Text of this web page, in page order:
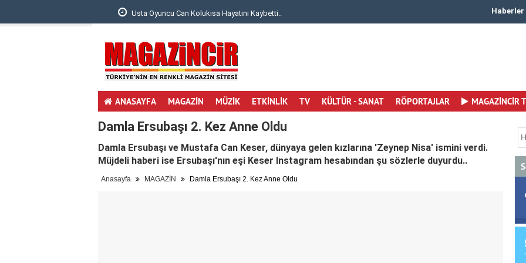
Usta Oyuncu Can Kolukısa Hayatını Kaybetti.. Canan Ergüder 50. Yaşına Merhaba Dedi Yaşamay..Haberler
ANASAYFA MAGAZİN MÜZİK ETKİNLİK TV KÜLTÜR - SANAT RÖPORTAJLAR MAGAZİNCİR
Damla Ersubaşı 2. Kez Anne Oldu
Damla Ersubaşı ve Mustafa Can Keser, dünyaya gelen kızlarına 'Zeynep Nisa' ismini verdi.
Müjdeli haberi ise Ersubaşı'nın eşi Keser Instagram hesabından şu sözlerle duyurdu..
Anasayfa MAGAZİN Damla Ersubaşı 2. Kez Anne Oldu